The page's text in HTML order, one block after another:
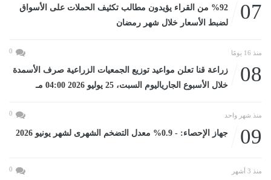
07
%92 من القراء يؤيدون مطالب تكثيف الحملات على الأسواق
لضبط الأسعار خلال شهر رمضان
منذ 16 يومًا 0
08
زراعة قنا تعلن مواعيد توزيع الجمعيات الزراعية صرف الأسمدة
خلال الأسبوع الجارياليوم السبت، 25 يوليو 2026 04:00 مـ
منذ شهر واحد 0
09 جهاز الإحصاء: - 0.9% معدل التضخم الشهرى لشهر يونيو 2026
منذ 3 أشهر 0